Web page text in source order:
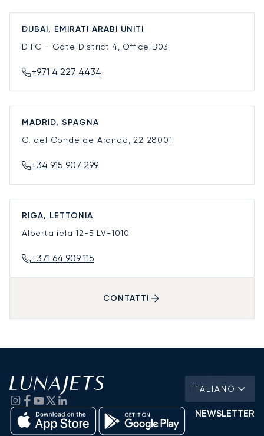
DUBAI, EMIRATI ARABI UNITI
DIFC - Gate District 4, Office B03
+971 4 227 4434
MADRID, SPAGNA
C. del Conde de Aranda, 22 28001
+34 915 907 299
RIGA, LETTONIA
Alberta iela 12-5 LV-1010
+371 64 909 115
CONTATTI
ITALIANO
NEWSLETTER